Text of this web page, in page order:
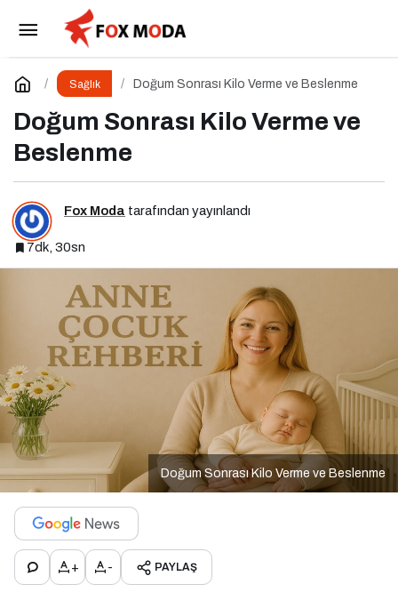
Sağlık Doğum Sonrası Kilo Verme ve Beslenme
Doğum Sonrası Kilo Verme ve
Beslenme
Fox Moda tarafından yayınlandı
7dk, 30sn
Doğum Sonrası Kilo Verme ve Beslenme
+ - PAYLAŞ
Keneler ve Kırım-Kongo Kanamalı Ateşi
Yorum Yap